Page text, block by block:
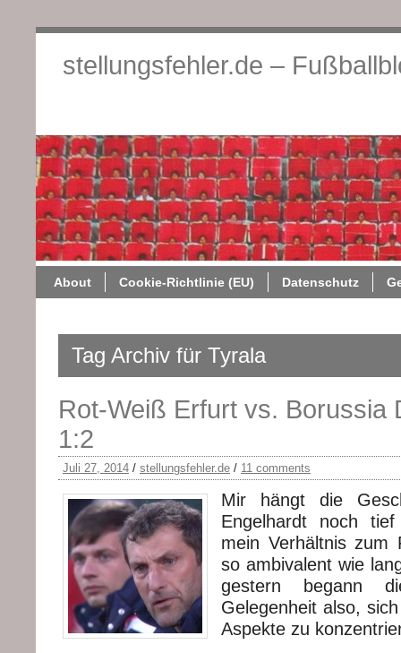
stellungsfehler.de –
About Cookie-Richtlinie (EU) Datenschutz
Tag Archiv für Tyrala
Rot-Weiß Erfurt vs. Borussia
1:2
Juli 27, 2014 / stellungsfehler.de / 11 comments
Mir hängt die
Engelhardt noch
mein Verhältnis zum
so ambivalent wie
gestern begann
Gelegenheit also,
Aspekte zu